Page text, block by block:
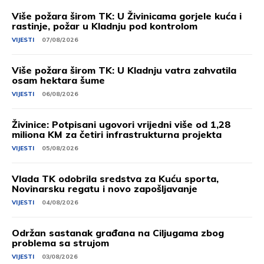
Više požara širom TK: U Živinicama gorjele kuća i
rastinje, požar u Kladnju pod kontrolom
VIJESTI 07/08/2026
Više požara širom TK: U Kladnju vatra zahvatila
osam hektara šume
VIJESTI 06/08/2026
Živinice: Potpisani ugovori vrijedni više od 1,28
miliona KM za četiri infrastrukturna projekta
VIJESTI 05/08/2026
Vlada TK odobrila sredstva za Kuću sporta,
Novinarsku regatu i novo zapošljavanje
VIJESTI 04/08/2026
Održan sastanak građana na Ciljugama zbog
problema sa strujom
VIJESTI 03/08/2026